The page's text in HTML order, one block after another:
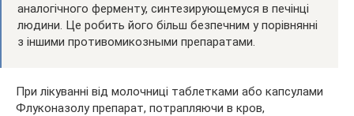
аналогічного ферменту, синтезирующемуся в печінці
людини. Це робить його більш безпечним у порівнянні
з іншими противомикозными препаратами.
При лікуванні від молочниці таблетками або капсулами
Флуконазолу препарат, потрапляючи в кров,